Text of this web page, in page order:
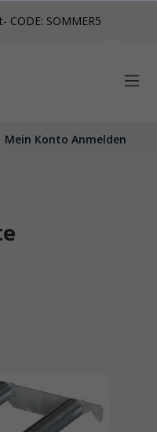
CODE: SOMMER5
Mein Konto Anmelden